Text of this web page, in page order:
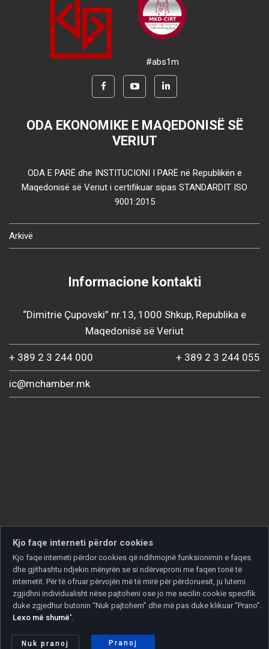
#abs1m
ODA EKONOMIKE E MAQEDONISË SË
VERIUT
ODA E PARË dhe INSTITUCIONI I PARË në Republikën e
Maqedonisë së Veriut i certifikuar sipas STANDARDIT ISO
9001:2015
Arkivë
Informacione kontakti
“Dimitrie Çupovski” nr.13, 1000 Shkup, Republika e
Maqedonisë së Veriut
+ 389 2 3 244 000 + 389 2 3 244 055
ic@mchamber.mk
Copyright © 2026 Developed by
Politika e privatësisë Politika e cookies
Kjo faqe interneti përdor cookies
Kjo faqe interneti përdor cookies që ndihmojnë funksionimin e faqes
dhe gjithashtu ndjekin mënyrën se si ndërveproni me faqen tonë të
internetit. Për të ofruar përvojën më të mirë për përdoruesit, ju lutemi
zgjidhni individualisht nëse pajtoheni ose jo me secilin cookie specifik
duke zgjedhur butonin “Nuk pajtohem” dhe më pas duke klikuar “Prano”.
Lexo më shumë'.
Nuk pranoj Pranoj